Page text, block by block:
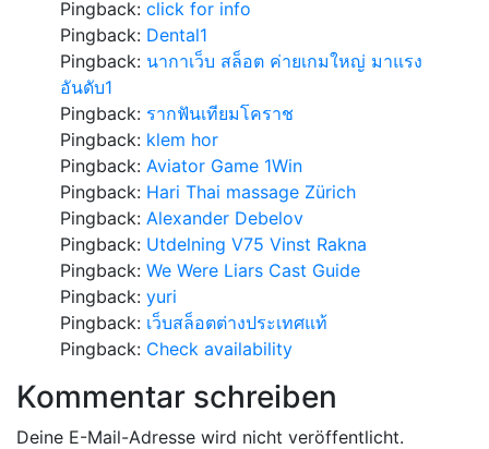
Pingback: click for info
Pingback: Dental1
Pingback: นากาเว็บ สล็อต ค่ายเกมใหญ่ มาแรง
อันดับ1
Pingback: รากฟันเทียมโคราช
Pingback: klem hor
Pingback: Aviator Game 1Win
Pingback: Hari Thai massage Zürich
Pingback: Alexander Debelov
Pingback: Utdelning V75 Vinst Rakna
Pingback: We Were Liars Cast Guide
Pingback: yuri
Pingback: เว็บสล็อตต่างประเทศแท้
Pingback: Check availability
Kommentar schreiben
Deine E-Mail-Adresse wird nicht veröffentlicht.